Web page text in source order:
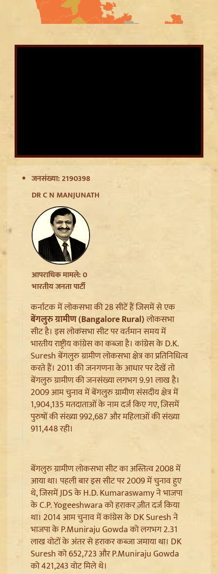
CWG Silver Medalist Gyaneshwari Yadav को CM
सम्मानजनक नौकरी
Jharkhand JPSC JSSC Protest: सियासी रंग में रंगा
आंदोलन, Rahul Gandhi ने छात्रों को दिया Reforms का
Article 370 Anniversary पर Jammu-Kashmir में भारी
सुरक्षा, Amarnath Yatra सस्पेंड और हाईवे हुआ सील
Ladakh Formation Day: शांति और विकास की नई ऊंचाइयों
पर लद्दाख, LG ने PM Modi और Amit Shah का जताया
आभार
जनसंख्या: 2190398
DR C N MANJUNATH
आपराधिक मामले: 0
भारतीय जनता पार्टी
कर्नाटक में लोकसभा की 28 सीटें हैं जिसमें से एक
बेंगलुरु ग्रामीण (Bangalore Rural)लोकसभा
सीट है। इस लोकसभा सीट पर वर्तमान समय में
भारतीय राष्ट्रीय कांग्रेस का कब्जा है। कांग्रेस के D.K.
Suresh बेंगलुरु ग्रामीण लोकसभा क्षेत्र का प्रतिनिधित्व
करते हैं। 2011 की जनगणना के आधार पर देखें तो
बेंगलुरु ग्रामीण की जनसंख्या लगभग 9.91 लाख है।
2009 आम चुनाव में बेंगलुरु ग्रामीण संसदीय क्षेत्र में
1,904,135 मतदाताओं के नाम दर्ज किए गए, जिसमें
पुरुषों की संख्या 992,687 और महिलाओं की संख्या
911,448 रही।
बेंगलुरु ग्रामीण लोकसभा सीट का अस्तित्व 2008 में
आया था। पहली बार इस सीट पर 2009 में चुनाव हुए
थे, जिसमें JDS के H.D. Kumaraswamy ने भाजपा
के C.P. Yogeeshwara को हराकर जीत दर्ज किया
था। 2014 आम चुनाव में कांग्रेस के DK Suresh ने
भाजपा के P.Muniraju Gowda को लगभग 2.31
लाख वोटों के अंतर से हराकर कब्जा जमाया था। DK
Suresh को 652,723 और P.Muniraju Gowda
को 421,243 वोट मिले थे।